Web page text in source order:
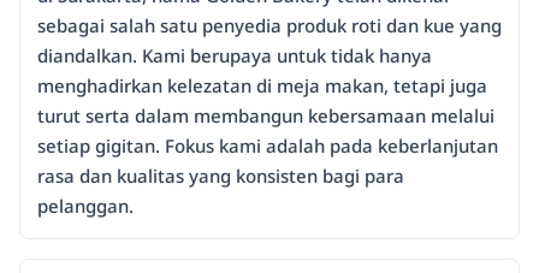
sebagai salah satu penyedia produk roti dan kue yang
diandalkan. Kami berupaya untuk tidak hanya
menghadirkan kelezatan di meja makan, tetapi juga
turut serta dalam membangun kebersamaan melalui
setiap gigitan. Fokus kami adalah pada keberlanjutan
rasa dan kualitas yang konsisten bagi para
pelanggan.